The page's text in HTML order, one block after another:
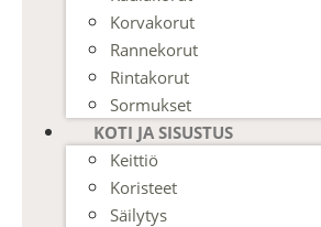
Korvakorut
Rannekorut
Rintakorut
Sormukset
KOTI JA SISUSTUS
Keittiö
Koristeet
Säilytys